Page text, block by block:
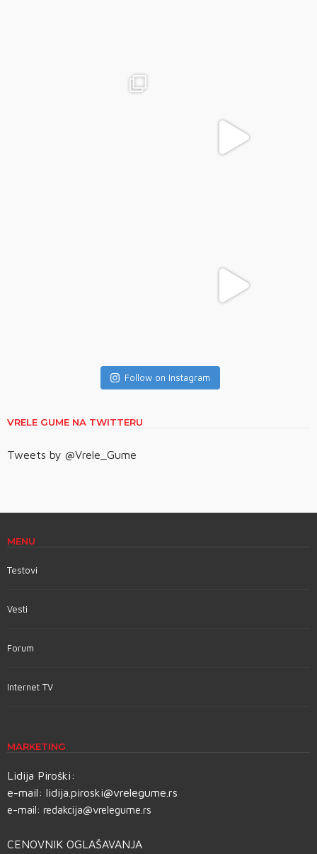
Follow on Instagram
VRELE GUME NA TWITTERU
Tweets by @Vrele_Gume
MENU
Testovi
Vesti
Forum
Internet TV
MARKETING
Lidija Piroški:
e-mail: lidija.piroski@vrelegume.rs
e-mail: redakcija@vrelegume.rs
CENOVNIK OGLAŠAVANJA